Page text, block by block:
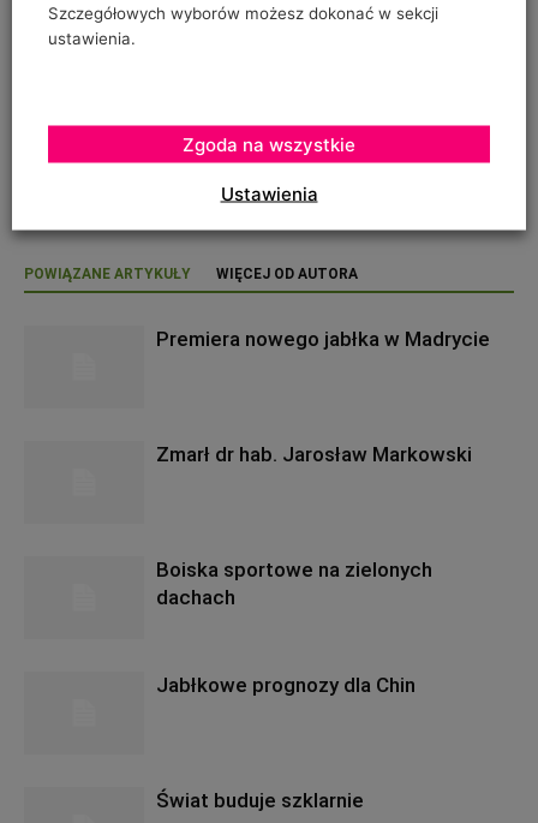
RELATED POSTS
POWIĄZANE ARTYKUŁY WIĘCEJ OD AUTORA
Premiera nowego jabłka w Madrycie
Zmarł dr hab. Jarosław Markowski
Boiska sportowe na zielonych
dachach
Jabłkowe prognozy dla Chin
Świat buduje szklarnie
Szczegółowych wyborów możesz dokonać w sekcji
ustawienia.
Ustawienia
Zgoda na wszystkie